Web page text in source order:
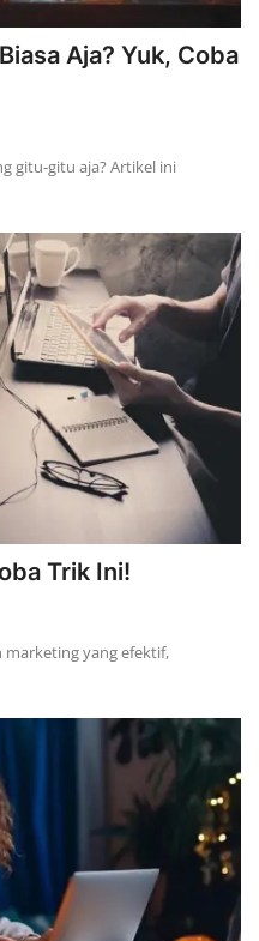
Aja? Yuk, Coba
gitu-gitu aja? Artikel ini
Trik Ini!
yang efektif,